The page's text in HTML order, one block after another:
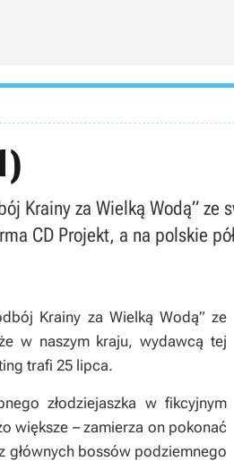
Krainy za Wielką Wodą”
CD Projekt, a na polskie
Krainy za Wielką Wodą” ze
w naszym kraju, wydawcą tej
trafi 25 lipca.
złodziejaszka w fikcyjnym
większe – zamierza on pokonać
głównych bossów podziemnego